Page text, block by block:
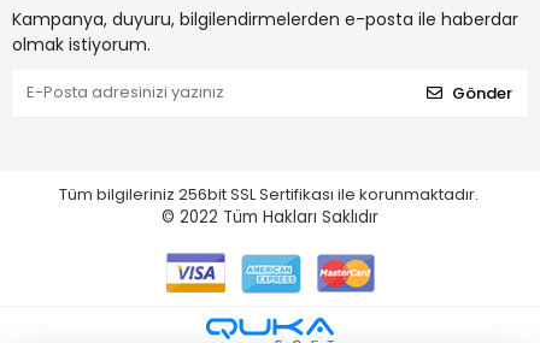
Kampanya, duyuru, bilgilendirmelerden e-posta ile haberdar
olmak istiyorum.
Gönder
Tüm bilgileriniz 256bit SSL Sertifikası ile korunmaktadır.
© 2022 Tüm Hakları Saklıdır